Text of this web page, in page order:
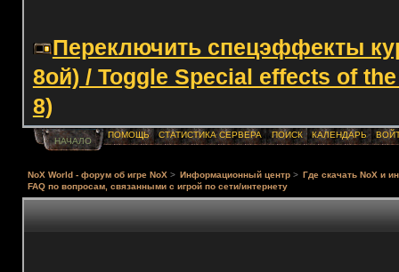
Переключить спецэффекты
8ой) / Toggle Special effects of
8)
НАЧАЛО
ПОМОЩЬ СТАТИСТИКА СЕРВЕРА ПОИСК КАЛЕНДАРЬ
NoX World - форум об игре NoX > Информационный центр > Где скачать NoX и
FAQ по вопросам, связанными с игрой по сети/интернету